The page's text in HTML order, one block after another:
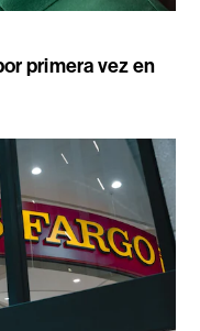
primera vez en